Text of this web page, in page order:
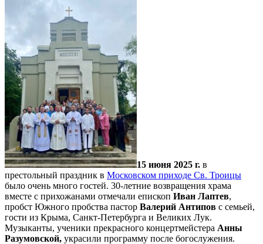
15 июня 2025 г. в
престольный праздник в Московском приходе Св. Троицы
было очень много гостей. 30-летние возвращения храма
вместе с прихожанами отмечали епископ Иван Лаптев,
пробст Южного пробства пастор Валерий Антипов с семьей,
гости из Крыма, Санкт-Петербурга и Великих Лук.
Музыканты, ученики прекрасного концертмейстера Анны
Разумовской, украсили программу после богослужения.